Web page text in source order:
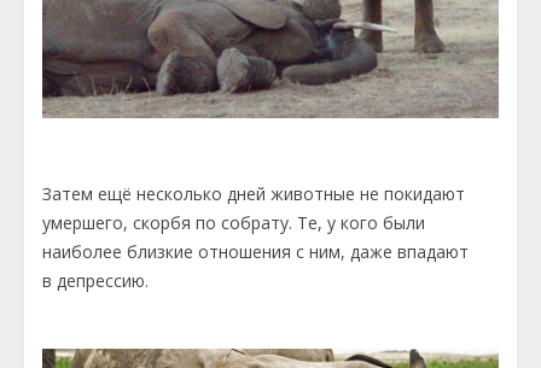
Затем ещё несколько дней животные не покидают
умершего, скорбя по собрату. Те, у кого были
наиболее близкие отношения с ним, даже впадают
в депрессию.